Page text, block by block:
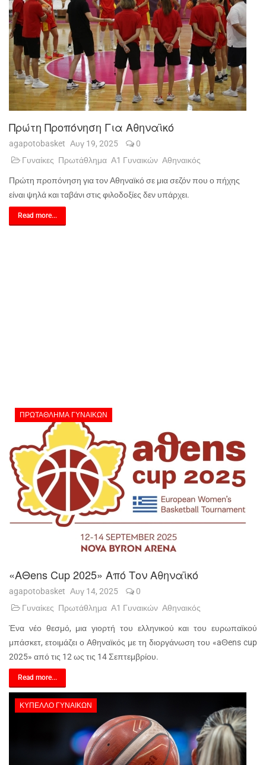
Πρώτη Προπόνηση Για Αθηναϊκό
agapotobasket Αυγ 19, 2025
0
Γυναίκες Πρωτάθλημα Α1 Γυναικών Αθηναικός
Πρώτη προπόνηση για τον Αθηναϊκό σε μια σεζόν που ο πήχης
είναι ψηλά και ταβάνι στις φιλοδοξίες δεν υπάρχει.
Read more...
ΠΡΩΤΆΘΛΗΜΑ ΓΥΝΑΙΚΏΝ
«aΘens Cup 2025» Από Τον Αθηναϊκό
agapotobasket Αυγ 14, 2025
0
Γυναίκες Πρωτάθλημα Α1 Γυναικών Αθηναικός
Ένα νέο θεσμό, μια γιορτή του ελληνικού και του ευρωπαϊκού
μπάσκετ, ετοιμάζει ο Αθηναϊκός με τη διοργάνωση του «aΘens cup
2025» από τις 12 ως τις 14 Σεπτεμβρίου.
Read more...
ΚΎΠΕΛΛΟ ΓΥΝΑΙΚΏΝ